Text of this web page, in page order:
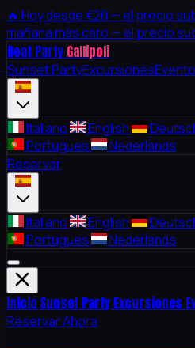
🔥 Hoy desde €20 — el precio
mañana más caro — el precio
Boat Party Gallipoli
Sunset PartyExcursiones
Italiano English
Portugues
Nederlands
Reservar
Italiano English
Portugues
Nederlands
Inicio Sunset Party Excursiones
Reservar Ahora